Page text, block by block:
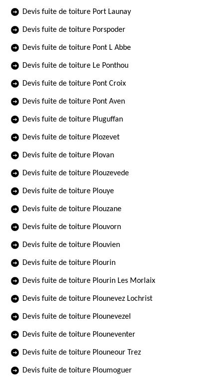
Devis fuite de toiture Port Launay
Devis fuite de toiture Porspoder
Devis fuite de toiture Pont L Abbe
Devis fuite de toiture Le Ponthou
Devis fuite de toiture Pont Croix
Devis fuite de toiture Pont Aven
Devis fuite de toiture Pluguffan
Devis fuite de toiture Plozevet
Devis fuite de toiture Plovan
Devis fuite de toiture Plouzevede
Devis fuite de toiture Plouye
Devis fuite de toiture Plouzane
Devis fuite de toiture Plouvorn
Devis fuite de toiture Plouvien
Devis fuite de toiture Plourin
Devis fuite de toiture Plourin Les Morlaix
Devis fuite de toiture Plounevez Lochrist
Devis fuite de toiture Plounevezel
Devis fuite de toiture Plouneventer
Devis fuite de toiture Plouneour Trez
Devis fuite de toiture Ploumoguer